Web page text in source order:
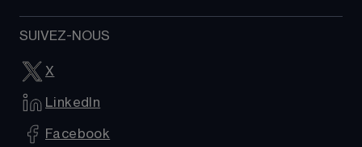
SUIVEZ-NOUS
X
LinkedIn
Facebook